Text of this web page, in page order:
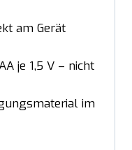
am Gerät
je 1,5 V – nicht
im